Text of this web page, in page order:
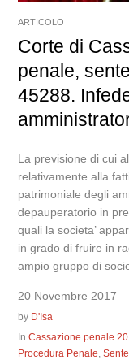
ARTICOLO
Corte di
penale,
45288.
La previsione di cui
relativamente alla
patrimoniale degli
depauperatorio in
quali la societa’
in grado di fruire in
ampio gruppo di
20 Novembre 2017
by D'Isa
InCassazione penale
Procedura Penale ,